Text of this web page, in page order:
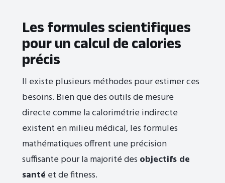
Les formules scientifiques
pour un calcul de calories
précis
Il existe plusieurs méthodes pour estimer ces
besoins. Bien que des outils de mesure
directe comme la calorimétrie indirecte
existent en milieu médical, les formules
mathématiques offrent une précision
suffisante pour la majorité des objectifs de
santé et de fitness.